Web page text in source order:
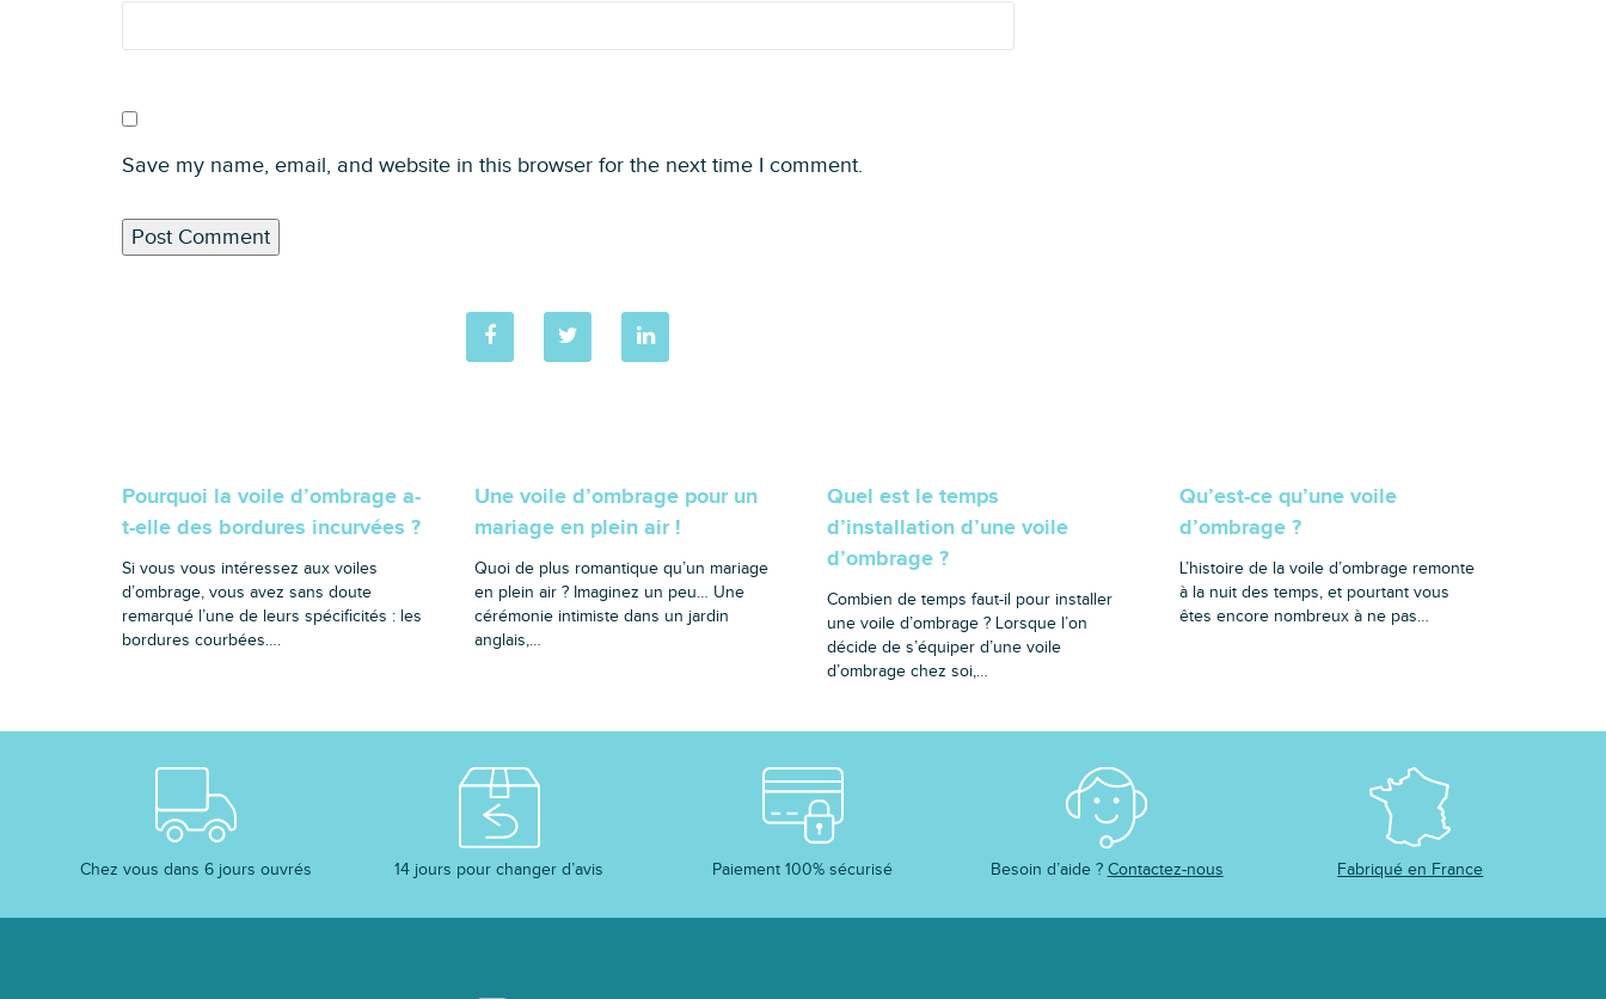
Save my name, email, and website in this browser for the next time I comment.
Pourquoi la voile d’ombrage a-
t-elle des bordures incurvées ?
Si vous vous intéressez aux voiles
d’ombrage, vous avez sans doute
remarqué l’une de leurs spécificités : les
bordures courbées….
Une voile d’ombrage pour un
mariage en plein air !
Quoi de plus romantique qu’un mariage
en plein air ? Imaginez un peu… Une
cérémonie intimiste dans un jardin
anglais,…
Quel est le temps
d’installation d’une voile
d’ombrage ?
Combien de temps faut-il pour installer
une voile d’ombrage ? Lorsque l’on
décide de s’équiper d’une voile
d’ombrage chez soi,…
Qu’est-ce qu’une voile
d’ombrage ?
L’histoire de la voile d’ombrage remonte
à la nuit des temps, et pourtant vous
êtes encore nombreux à ne pas…
Chez vous dans 6 jours ouvrés 14 jours pour changer d’avis Paiement 100% sécurisé Besoin d’aide ? Contactez-nous Fabriqué en France